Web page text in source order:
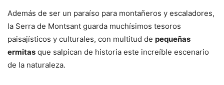
Además de ser un paraíso para montañeros y escaladores,
la Serra de Montsant guarda muchísimos tesoros
paisajísticos y culturales, con multitud de pequeñas
ermitas que salpican de historia este increíble escenario
de la naturaleza.